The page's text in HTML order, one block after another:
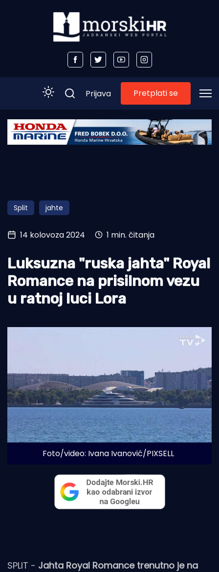
Početna
Obala
Otoci
Turizam i nautika
Pomorstvo
Ribolov
Ekologija
Prijava Pretplati se
Split jahte
14 kolovoza 2024 1 min. čitanja
Luksuzna "ruska jahta" Royal
Romance na prisilnom vezu
u ratnoj luci Lora
Foto/video: Ivana Ivanović/PIXSELL
SPLIT - Jahta Royal Romance trenutno je na